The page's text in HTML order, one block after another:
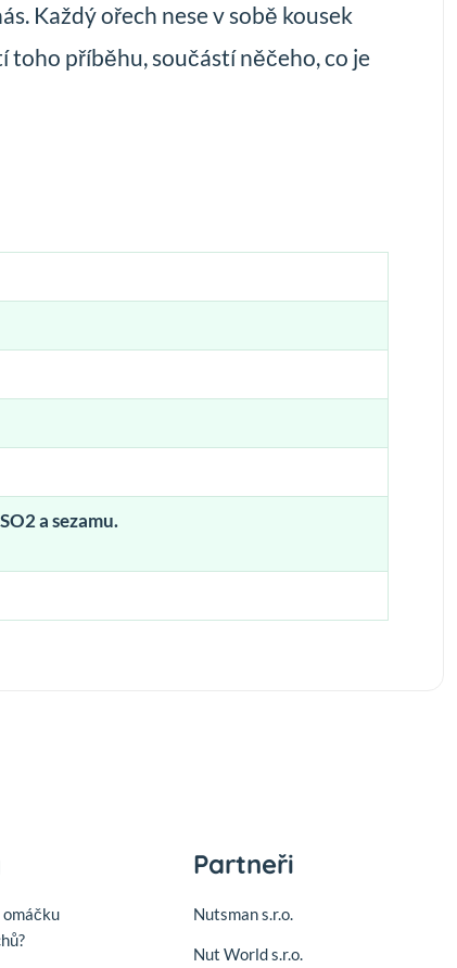
Každý ořech nese v sobě kousek
toho příběhu, součástí něčeho, co je
a sezamu.
Partneři
Nutsman s.r.o.
Nut World s.r.o.